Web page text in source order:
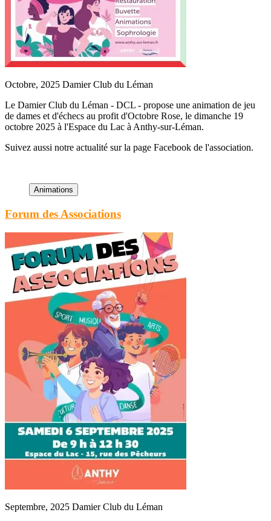
Octobre, 2025 Damier Club du Léman
Le Damier Club du Léman - DCL - propose une animation de jeu
de dames et d'échecs au profit d'Octobre Rose, le dimanche 19
octobre 2025 à l'Espace du Lac à Anthy-sur-Léman.
Suivez aussi notre actualité sur la page Facebook de l'association.
Forum des Associations
Septembre, 2025 Damier Club du Léman